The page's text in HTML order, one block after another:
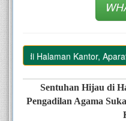
di Halaman Kantor,
Sentuhan Hijau di
Pengadilan Agama